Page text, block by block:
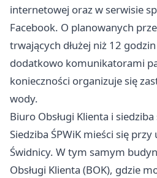
internetowej oraz w serwisie
Facebook. O planowanych
trwających dłużej niż 12
dodatkowo komunikatorami
konieczności organizuje się
wody.
Biuro Obsługi Klienta i siedziba
Siedziba ŚPWiK mieści się
Świdnicy. W tym samym
Obsługi Klienta (BOK), gdzie